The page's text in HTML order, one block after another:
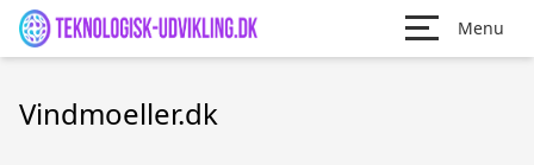
Menu
Vindmoeller.dk